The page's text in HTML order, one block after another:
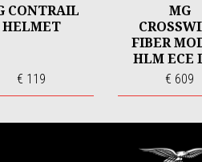
CONTRAIL
HELMET
€ 119
MG
FIBER
HLM ECE
€ 609